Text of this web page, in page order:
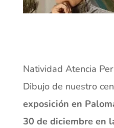
Natividad Atencia
Dibujo de nuestro
exposición en
30 de diciembre en